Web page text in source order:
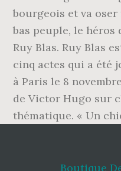
bourgeois et va
bas peuple, le
Ruy Blas. Ruy Blas
cinq actes qui a été
à Paris le 8
de Victor Hugo sur
thématique. « Un
Boutique